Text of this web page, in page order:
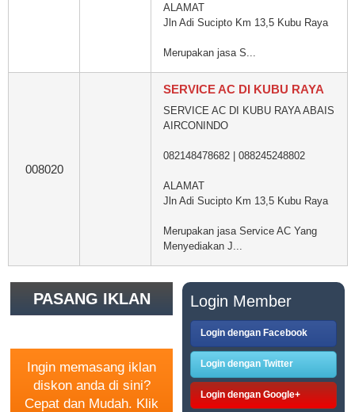
ALAMAT
Jln Adi Sucipto Km 13,5 Kubu Raya
Merupakan jasa S...
008020
SERVICE AC DI KUBU RAYA
SERVICE AC DI KUBU RAYA ABAIS
AIRCONINDO
082148478682 | 088245248802
ALAMAT
Jln Adi Sucipto Km 13,5 Kubu Raya
Merupakan jasa Service AC Yang
Menyediakan J...
PASANG IKLAN
Ingin memasang iklan
diskon anda di sini?
Cepat dan Mudah. Klik
Login Member
Login dengan Facebook
Login dengan Twitter
Login dengan Google+